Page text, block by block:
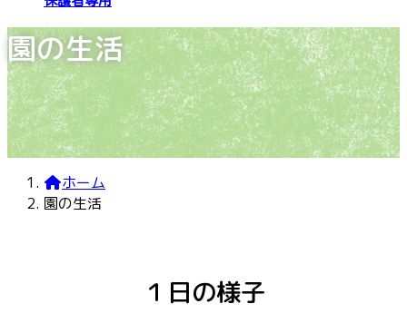
園の生活
ホーム
園の生活
１日の様子